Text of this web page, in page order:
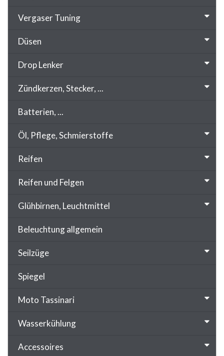
Vergaser Tuning
Düsen
Drop Lenker
Zündkerzen, Stecker, ...
Batterien, ...
Öl, Pflege, Schmierstoffe
Reifen
Reifen und Felgen
Glühbirnen, Leuchtmittel
Beleuchtung allgemein
Seilzüge
Spiegel
Moto Tassinari
Wasserkühlung
Accessoires